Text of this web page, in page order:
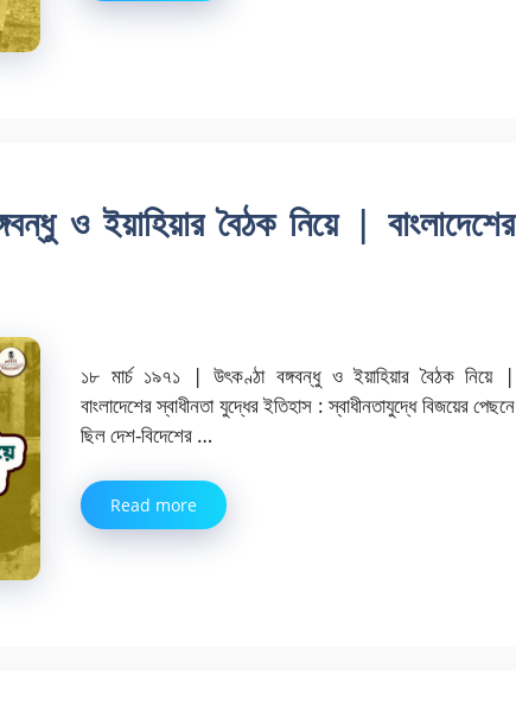
ও ইয়াহিয়ার বৈঠক নিয়ে | বাংলাদেশের
১৮ মার্চ ১৯৭১ | উৎকণ্ঠা বঙ্গবন্ধু ও ইয়াহিয়ার বৈঠক নিয়ে |
বাংলাদেশের স্বাধীনতা যুদ্ধের ইতিহাস : স্বাধীনতাযুদ্ধে বিজয়ের পেছনে
ছিল দেশ-বিদেশের …
Read more